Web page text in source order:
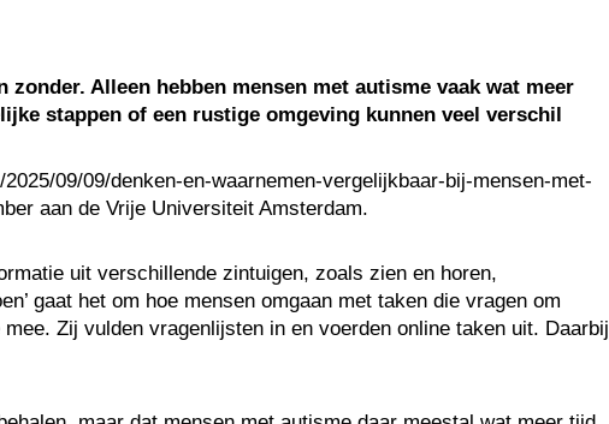
Alleen hebben mensen met autisme vaak wat meer
stappen of een rustige omgeving kunnen veel verschil
09/09/denken-en-waarnemen-vergelijkbaar-bij-mensen-met-
aan de Vrije Universiteit Amsterdam.
uit verschillende zintuigen, zoals zien en horen,
gaat het om hoe mensen omgaan met taken die vragen om
Zij vulden vragenlijsten in en voerden online taken uit. Daarbij